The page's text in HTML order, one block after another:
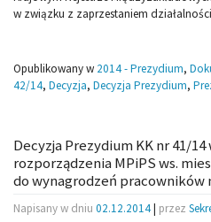
w związku z zaprzestaniem
Opublikowany w 2014 - Prezydium,
42/14, Decyzja, Decyzja Prezydium,
Decyzja Prezydium KK nr 41/
rozporządzenia MPiPS ws.
do wynagrodzeń pracowników
Napisany w dniu 02.12.2014| przez